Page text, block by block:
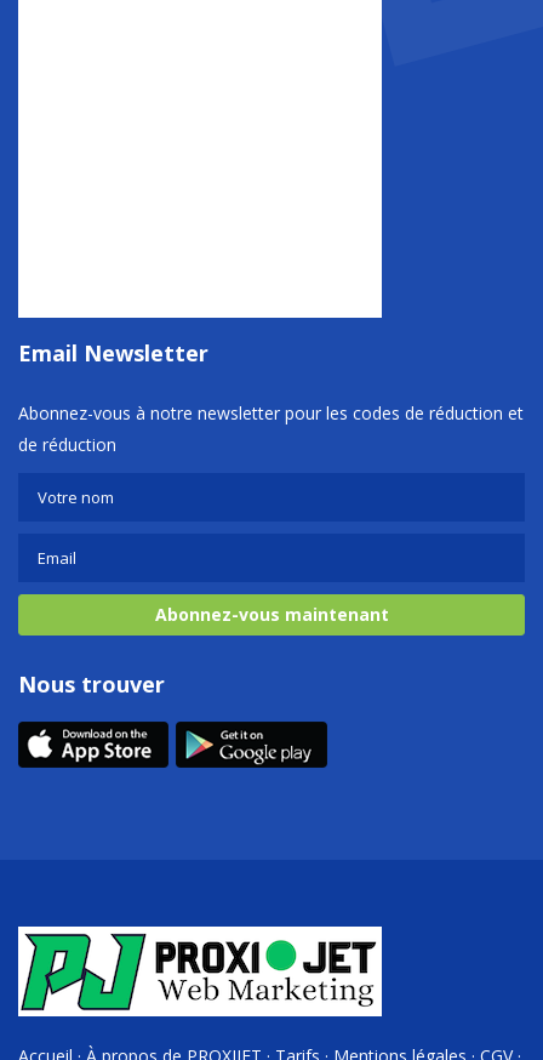
Email Newsletter
Abonnez-vous à notre newsletter pour les codes de réduction et
de réduction
Abonnez-vous maintenant
Nous trouver